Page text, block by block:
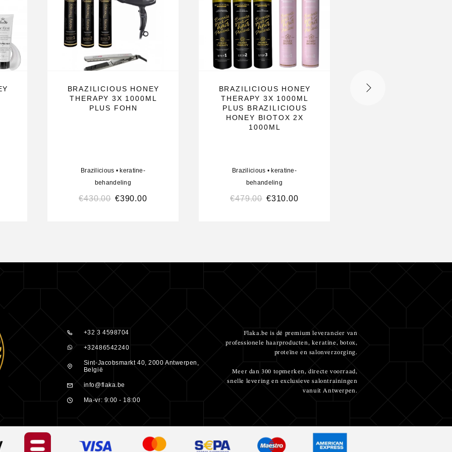
Een
zijn
BRAZILICIOUS HONEY
THERAPY 3X 1000ML
PLUS FOHN
Brazilicious • keratine-
behandeling
€430.00 €390.00
BRAZILICIOUS HONEY
THERAPY 3X 1000ML
PLUS BRAZILICIOUS
HONEY BIOTOX 2X
1000ML
Brazilicious • keratine-
behandeling
€479.00 €310.00
+32 3 4598704
+32486542240
Sint-Jacobsmarkt 40, 2000 Antwerpen,
België
info@flaka.be
Ma-vr: 9:00 - 18:00
Flaka.be is dé premium leverancier van
professionele haarproducten, keratine, botox,
proteïne en salonverzorging.
Meer dan 300 topmerken, directe voorraad,
snelle levering en exclusieve salontrainingen
vanuit Antwerpen.